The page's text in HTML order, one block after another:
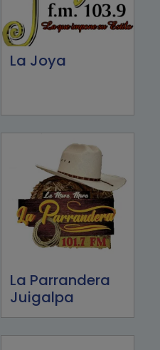
La Joya
La Parrandera
Juigalpa